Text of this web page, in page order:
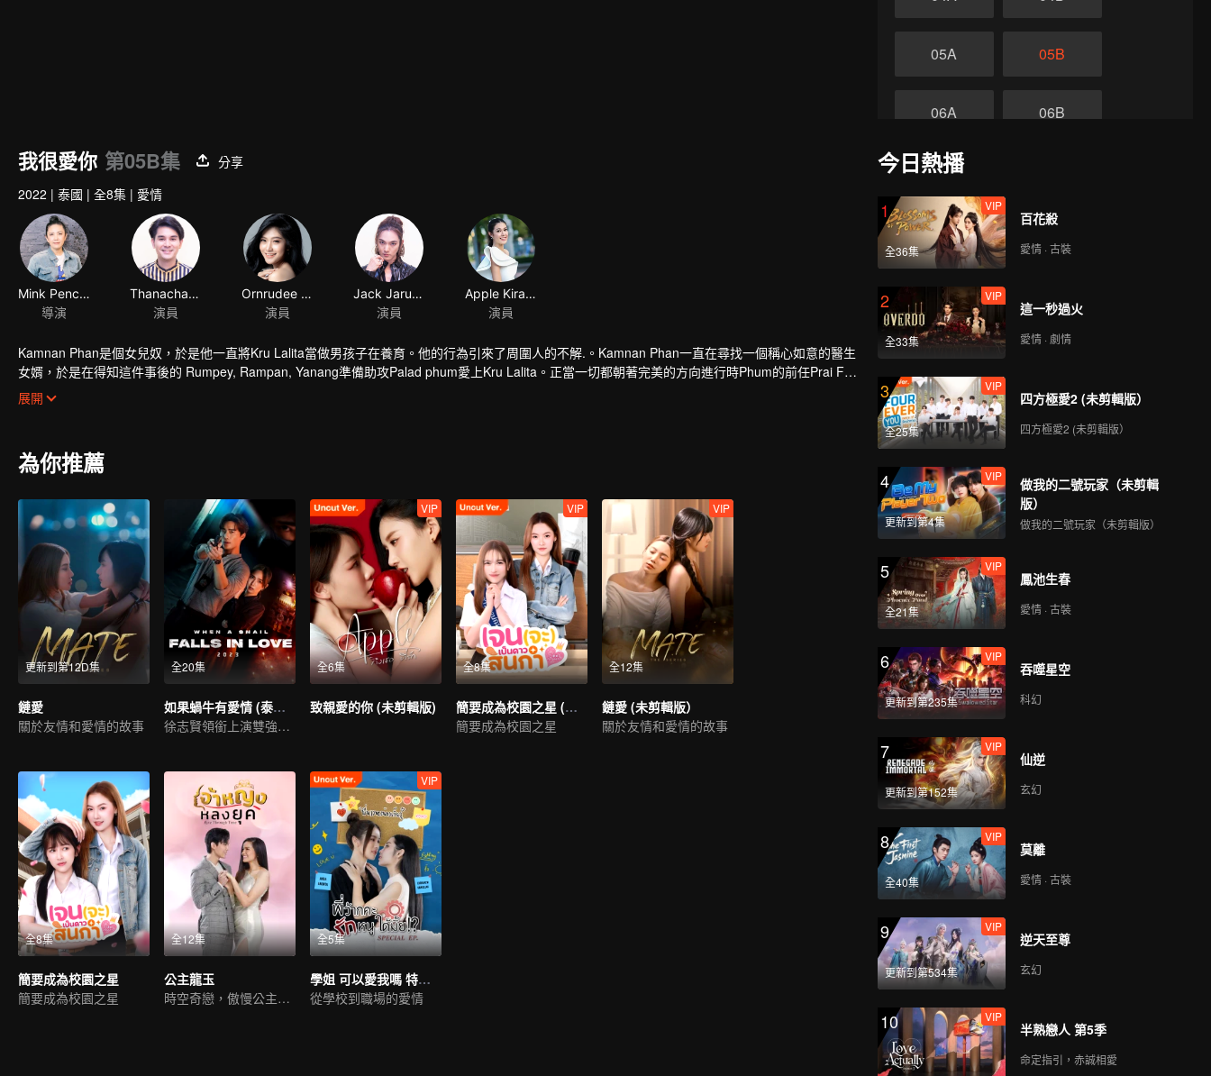
05A 05B
06A 06B
07A
08A 08B
我很愛你 第05B集
分享
2022 | 泰國 | 全8集 | 愛情
Mink Penchan Vongsomphet
導演
Thanachat Dulyachat
演員
Ornrudee Seanla
演員
Jack Jarupong Kluaymai-ngam
演員
Apple Kirasa homseang
演員
Kamnan Phan是個女兒奴，於是他一直將Kru Lalita當做男孩子在養育。他的行為引來了周圍人的不解.。Kamnan Phan一直在尋找一個稱心如意的醫生
女婿，於是在得知這件事後的 Rumpey, Rampan, Yanang準備助攻Palad phum愛上Kru Lalita。正當一切都朝著完美的方向進行時Phum的前任Prai Fah
回來了，而此時她身邊已有帥氣多金的老公Tide。Tide決定要解決任何來糾纏自己女人的人...
展開
為你推薦
更新到第12D集
鏈愛
關於友情和愛情的故事
全20集
如果蝸牛有愛情 (泰國版)
徐志賢領銜上演雙強探案
全6集
VIP
致親愛的你 (未剪輯版)
全8集
VIP
簡要成為校園之星 (未剪輯版)
簡要成為校園之星
全12集
VIP
鏈愛 (未剪輯版）
關於友情和愛情的故事
全8集
簡要成為校園之星
簡要成為校園之星
全12集
公主龍玉
時空奇戀，傲慢公主情牽異代
全5集
VIP
學姐 可以愛我嗎 特別篇 (未剪輯版）
從學校到職場的愛情
今日熱播
1
全36集
VIP
百花殺
愛情 · 古裝
2
全33集
VIP
這一秒過火
愛情 · 劇情
3
全25集
VIP
四方極愛2 (未剪輯版）
四方極愛2 (未剪輯版）
4
更新到第4集
VIP
做我的二號玩家（未剪輯
版）
做我的二號玩家（未剪輯版）
5
全21集
VIP
鳳池生春
愛情 · 古裝
6
更新到第235集
VIP
吞噬星空
科幻
7
更新到第152集
VIP
仙逆
玄幻
8
全40集
VIP
莫離
愛情 · 古裝
9
更新到第534集
VIP
逆天至尊
玄幻
10 VIP
半熟戀人 第5季
命定指引，赤誠相愛